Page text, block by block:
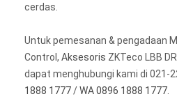
cerdas.
Untuk pemesanan & pengadaan
Control, Aksesoris ZKTeco LBB
dapat menghubungi kami di 021-
1888 1777/WA 0896 1888 1777